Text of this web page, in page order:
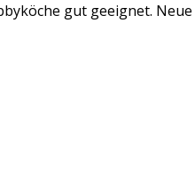
gut geeignet.